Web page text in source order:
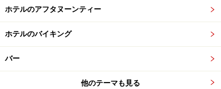
を行うホテルも多くなっています。
東横インの公式ＨＰ割
ホテルのアフタヌーンティー
ホテルのバイキング
バー
他のテーマも見る